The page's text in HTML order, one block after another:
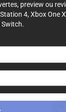
preview ou
4, Xbox One